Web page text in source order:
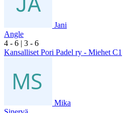
Jani
Angle
4 - 6 | 3 - 6
Kansalliset Pori Padel ry - Miehet C1
Mika